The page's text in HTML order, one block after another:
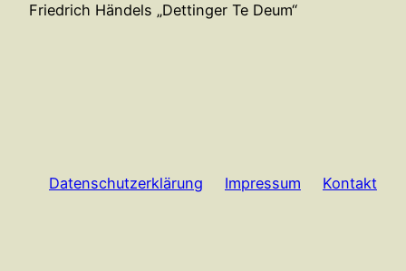
Friedrich Händels „Dettinger Te Deum“
Datenschutzerklärung Impressum Kontakt